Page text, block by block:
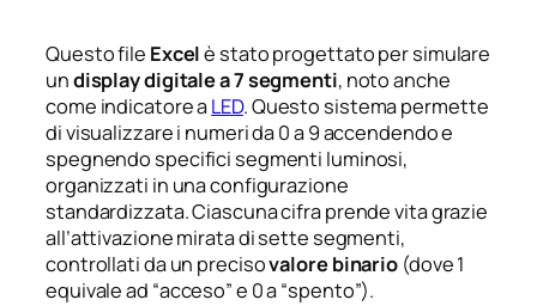
Questo file Excelè stato progettato per simulare
undisplay digitale a 7 segmenti, noto anche
come indicatore aLED. Questo sistema permette
di visualizzare i numeri da 0 a 9 accendendo e
spegnendo specifici segmenti luminosi,
organizzati in una configurazione
standardizzata. Ciascuna cifra prende vita grazie
all’attivazione mirata di sette segmenti,
controllati da un precisovalore binario (dove 1
equivale ad “acceso” e 0 a “spento”).